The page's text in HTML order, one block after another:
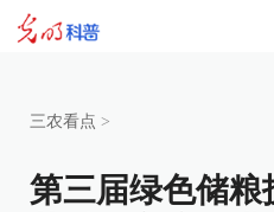
三农看点 >
第三届绿色储